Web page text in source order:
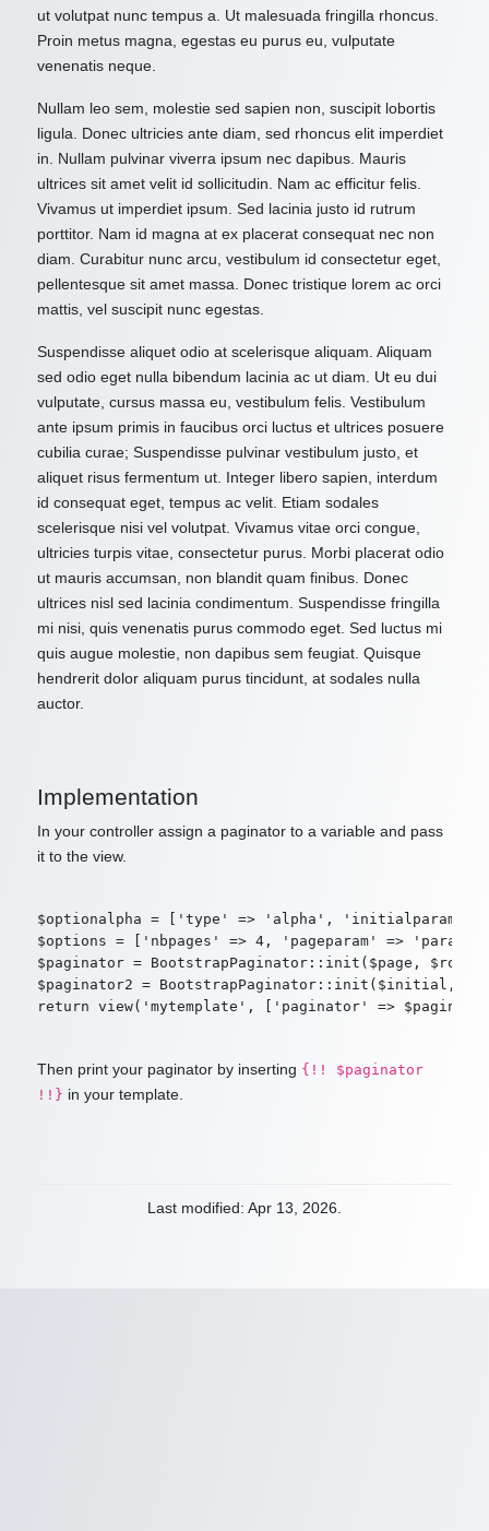
ut volutpat nunc tempus a. Ut malesuada fringilla rhoncus.
Proin metus magna, egestas eu purus eu, vulputate
venenatis neque.
Nullam leo sem, molestie sed sapien non, suscipit lobortis
ligula. Donec ultricies ante diam, sed rhoncus elit imperdiet
in. Nullam pulvinar viverra ipsum nec dapibus. Mauris
ultrices sit amet velit id sollicitudin. Nam ac efficitur felis.
Vivamus ut imperdiet ipsum. Sed lacinia justo id rutrum
porttitor. Nam id magna at ex placerat consequat nec non
diam. Curabitur nunc arcu, vestibulum id consectetur eget,
pellentesque sit amet massa. Donec tristique lorem ac orci
mattis, vel suscipit nunc egestas.
Suspendisse aliquet odio at scelerisque aliquam. Aliquam
sed odio eget nulla bibendum lacinia ac ut diam. Ut eu dui
vulputate, cursus massa eu, vestibulum felis. Vestibulum
ante ipsum primis in faucibus orci luctus et ultrices posuere
cubilia curae; Suspendisse pulvinar vestibulum justo, et
aliquet risus fermentum ut. Integer libero sapien, interdum
id consequat eget, tempus ac velit. Etiam sodales
scelerisque nisi vel volutpat. Vivamus vitae orci congue,
ultricies turpis vitae, consectetur purus. Morbi placerat odio
ut mauris accumsan, non blandit quam finibus. Donec
ultrices nisl sed lacinia condimentum. Suspendisse fringilla
mi nisi, quis venenatis purus commodo eget. Sed luctus mi
quis augue molestie, non dapibus sem feugiat. Quisque
hendrerit dolor aliquam purus tincidunt, at sodales nulla
auctor.
Implementation
In your controller assign a paginator to a variable and pass
it to the view.
$optionalpha = ['type' => 'alpha', 'initialparam'
$options = ['nbpages' => 4, 'pageparam' =>
$paginator = BootstrapPaginator::init($page,
$paginator2 = BootstrapPaginator::init($initial,
Then print your paginator by inserting {!! $paginator
!!} in your template.
Last modified: Apr 13, 2026.